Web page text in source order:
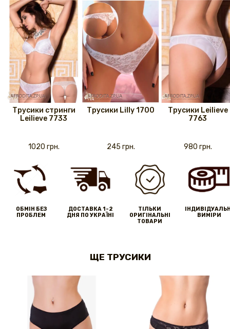
Трусики стринги
Leilieve 7733
1020 грн.
Трусики Lilly 1700
245 грн.
Трусики Leilieve
7763
980 грн.
ОБМІН БЕЗ
ПРОБЛЕМ
ДОСТАВКА 1-2
ДНЯ ПО УКРАЇНІ
ТІЛЬКИ
ОРИГІНАЛЬНІ
ТОВАРИ
ВИМІРИ
ЩЕ ТРУСИКИ